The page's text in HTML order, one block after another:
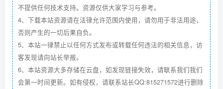
不提供任何技术支持。资源仅供大家学习与参考。
4、下载本站资源请在法律允许范围内使用，请勿用于非法用途，
否则产生的一切后果自负。
5、本站一律禁止以任何方式发布或转载任何违法的相关信息，访
客发现请向站长举报。
6、本站资源大多存储在云盘，如发现链接失效，请联系我们我们
会第一时间更新。如有侵权，请联系站长QQ:815271572进行删除